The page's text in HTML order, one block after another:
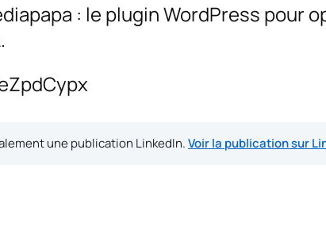
: le plugin WordPress pour
une publication LinkedIn.Voir la publication sur